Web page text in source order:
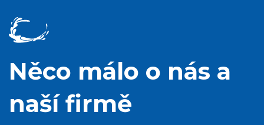
Něco málo o nás a
naší firmě